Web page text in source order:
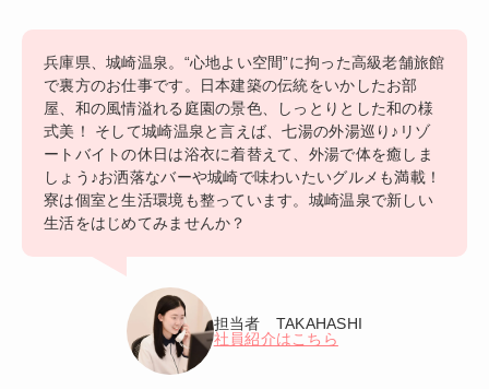
兵庫県、城崎温泉。“心地よい空間”に拘った高級老舗旅館
で裏方のお仕事です。日本建築の伝統をいかしたお部
屋、和の風情溢れる庭園の景色、しっとりとした和の様
式美！ そして城崎温泉と言えば、七湯の外湯巡り♪リゾ
ートバイトの休日は浴衣に着替えて、外湯で体を癒しま
しょう♪お洒落なバーや城崎で味わいたいグルメも満載！
寮は個室と生活環境も整っています。城崎温泉で新しい
生活をはじめてみませんか？
担当者 TAKAHASHI
社員紹介はこちら